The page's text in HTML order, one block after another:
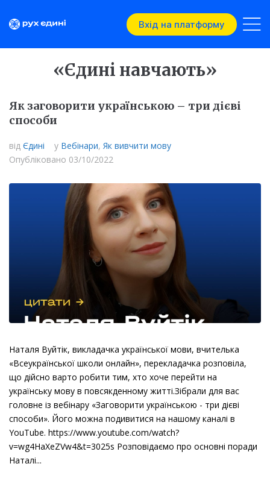
Вхід на платформу
«Єдині навчають»
Як заговорити українською – три дієві
способи
від Єдині у Вебінари, Як вивчити мову
Опубліковано 03/10/2022
Наталя Вуйтік, викладачка української мови, вчителька
«Всеукраїнської школи онлайн», перекладачка розповіла,
що дійсно варто робити тим, хто хоче перейти на
українську мову в повсякденному житті.Зібрали для вас
головне із вебінару «Заговорити українською - три дієві
способи». Його можна подивитися на нашому каналі в
YouTube. https://www.youtube.com/watch?
v=wg4HaXeZVw4&t=3025s Розповідаємо про основні поради
Наталі...